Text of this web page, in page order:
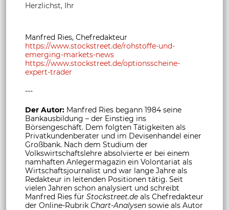
Herzlichst, Ihr
Manfred Ries, Chefredakteur
https://www.stockstreet.de/rohstoffe-und-
emerging-markets-news
https://www.stockstreet.de/optionsscheine-
expert-trader
---
Der Autor: Manfred Ries begann 1984 seine
Bankausbildung – der Einstieg ins
Börsengeschäft. Dem folgten Tätigkeiten als
Privatkundenberater und im Devisenhandel einer
Großbank. Nach dem Studium der
Volkswirtschaftslehre absolvierte er bei einem
namhaften Anlegermagazin ein Volontariat als
Wirtschaftsjournalist und war lange Jahre als
Redakteur in leitenden Positionen tätig. Seit
vielen Jahren schon analysiert und schreibt
Manfred Ries für Stockstreet.de als Chefredakteur
der Online-Rubrik Chart-Analysen sowie als Autor